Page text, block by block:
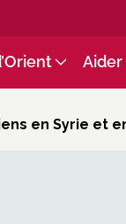
Aider
en Syrie et